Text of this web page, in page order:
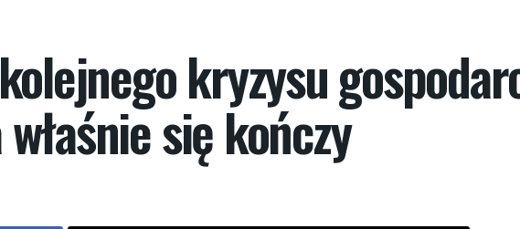
kryzysu
się kończy